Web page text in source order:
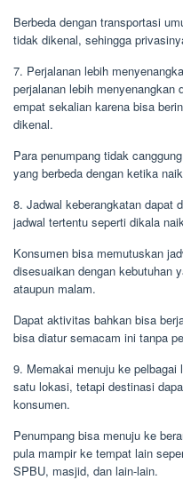
Berbeda dengan transportasi
tidak dikenal, sehingga
7. Perjalanan lebih
perjalanan lebih menyenangkan
empat sekalian karena bisa
dikenal.
Para penumpang tidak
yang berbeda dengan ketika
8. Jadwal keberangkatan dapat
jadwal tertentu seperti dikala
Konsumen bisa memutuskan
disesuaikan dengan kebutuhan
ataupun malam.
Dapat aktivitas bahkan bisa
bisa diatur semacam ini tanpa
9. Memakai menuju ke
satu lokasi, tetapi destinasi
konsumen.
Penumpang bisa menuju ke
pula mampir ke tempat lain
SPBU, masjid, dan lain-lain.